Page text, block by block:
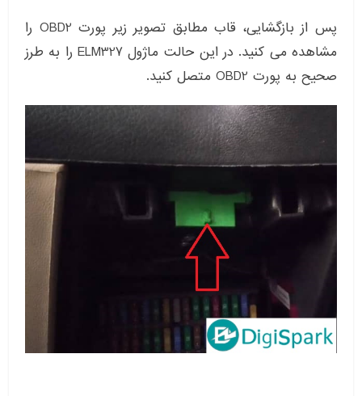
پس از بازگشایی، قاب مطابق تصویر زیر پورت OBD2 را
مشاهده می کنید. در این حالت ماژول ELM327 را به طرز
صحیح به پورت OBD2 متصل کنید.